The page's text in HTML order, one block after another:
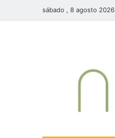
sábado , 8 agosto 2026